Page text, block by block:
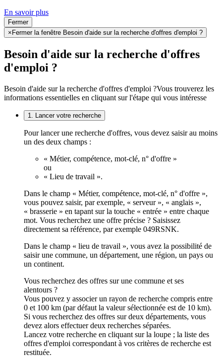
En savoir plus
Fermer
×Fermer la fenêtre Besoin d'aide sur la recherche d'offres d'emploi ?
Besoin d'aide sur la recherche d'offres
d'emploi ?
Besoin d'aide sur la recherche d'offres d'emploi ?Vous trouverez les
informations essentielles en cliquant sur l'étape qui vous intéresse
1. Lancer votre recherche
Pour lancer une recherche d'offres, vous devez saisir au moins
un des deux champs :
« Métier, compétence, mot-clé, n° d'offre »
ou
« Lieu de travail ».
Dans le champ « Métier, compétence, mot-clé, n° d'offre »,
vous pouvez saisir, par exemple, « serveur », « anglais »,
« brasserie » en tapant sur la touche « entrée » entre chaque
mot. Vous recherchez une offre précise ? Saisissez
directement sa référence, par exemple 049RSNK.
Dans le champ « lieu de travail », vous avez la possibilité de
saisir une commune, un département, une région, un pays ou
un continent.
Vous recherchez des offres sur une commune et ses
alentours ?
Vous pouvez y associer un rayon de recherche compris entre
0 et 100 km (par défaut la valeur sélectionnée est de 10 km).
Si vous recherchez des offres sur deux départements, vous
devez alors effectuer deux recherches séparées.
Lancez votre recherche en cliquant sur la loupe ; la liste des
offres d'emploi correspondant à vos critères de recherche est
restituée.